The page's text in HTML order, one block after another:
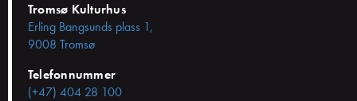
Tromsø Kulturhus
Erling Bangsunds plass 1,
9008 Tromsø
Telefonnummer
(+47) 404 28 100